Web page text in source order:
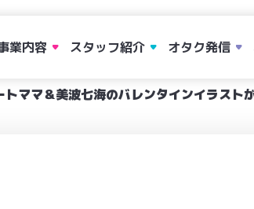
業内容 スタッフ紹介 オタク発信
ママ＆美波七海のバレンタインイラス